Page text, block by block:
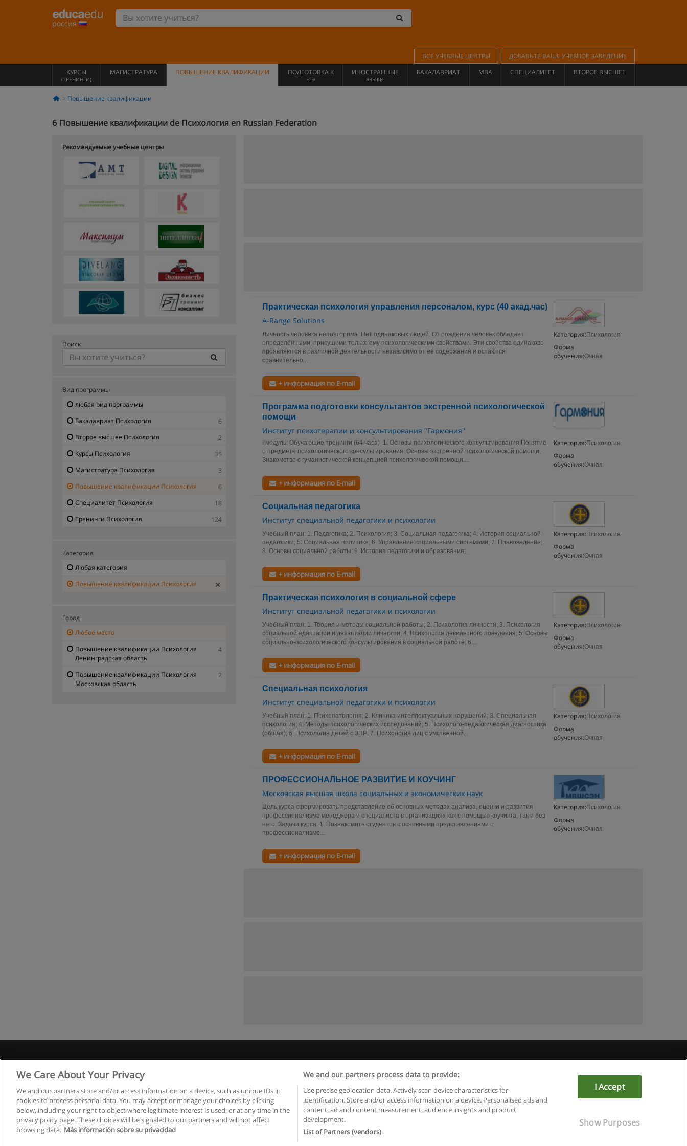
россия
ВСЕ УЧЕБНЫЕ ЦЕНТРЫ
ДОБАВЬТЕ ВАШЕ УЧЕБНОЕ ЗАВЕДЕНИЕ
КУРСЫ
(ТРЕНИНГИ)
МАГИСТРАТУРА ПОВЫШЕНИЕ КВАЛИФИКАЦИИ ПОДГОТОВКА К
ЕГЭ
ИНОСТРАННЫЕ
ЯЗЫКИ
БАКАЛАВРИАТ MBA СПЕЦИАЛИТЕТ ВТОРОЕ ВЫСШЕЕ
Повышение квалификации
6 Повышение квалификации de Психология en Russian Federation
Практическая психология управления персоналом, курс (40 акад.час)
A-Range Solutions
Категория: Психология
Форма
обучения:Очная
Личность человека неповторима. Нет одинаковых людей. От рождения человек обладает
определёнными, присущими только ему психологическими свойствами. Эти свойства одинаково
проявляются в различной деятельности независимо от её содержания и остаются
сравнительно...
+ информация по E-mail
Программа подготовки консультантов экстренной психологической
помощи
Институт психотерапии и консультирования "Гармония"
Категория: Психология
Форма
обучения:Очная
I модуль: Обучающие тренинги (64 часа) 1. Основы психологического консультирования Понятие
о предмете психологического консультирования. Основы экстренной психологической помощи.
Знакомство с гуманистической концепцией психологической помощи....
+ информация по E-mail
Социальная педагогика
Институт специальной педагогики и психологии
Категория: Психология
Форма
обучения:Очная
Учебный план: 1. Педагогика; 2. Психология; 3. Социальная педагогика; 4. История социальной
педагогики; 5. Социальная политика; 6. Управление социальными системами; 7. Правоведение;
8. Основы социальной работы; 9. История педагогики и образования;...
+ информация по E-mail
Практическая психология в социальной сфере
Институт специальной педагогики и психологии
Категория: Психология
Форма
обучения:Очная
Учебный план: 1. Теория и методы социальной работы; 2. Психология личности; 3. Психология
социальной адаптации и дезаптации личности; 4. Психология девиантного поведения; 5. Основы
социально-психологического консультирования в социальной работе; 6....
+ информация по E-mail
Специальная психология
Институт специальной педагогики и психологии
Категория: Психология
Форма
обучения:Очная
Учебный план: 1. Психопатология; 2. Клиника интеллектуальных нарушений; 3. Специальная
психология; 4. Методы психологических исследований; 5. Психолого-педагогическая диагностика
(общая); 6. Психология детей с ЗПР; 7. Психология лиц с умственной...
+ информация по E-mail
ПРОФЕССИОНАЛЬНОЕ РАЗВИТИЕ И КОУЧИНГ
Московская высшая школа социальных и экономических наук
Категория: Психология
Форма
обучения:Очная
Цель курса сформировать представление об основных методах анализа, оценки и развития
профессионализма менеджера и специалиста в организациях как с помощью коучинга, так и без
него. Задачи курса: 1. Познакомить студентов с основными представлениями о
профессионализме...
+ информация по E-mail
Рекомендуемые учебные центры
Поиск
Вид программы
любая bид программы
Бакалавриат Психология
6
Второе высшее Психология
2
Курсы Психология
35
Магистратура Психология
3
Повышение квалификации Психология
6
Специалитет Психология
18
Тренинги Психология
124
Категория
Любая категория
Повышение квалификации Психология
Город
Любое место
Повышение квалификации Психология
Ленинградская область
4
Повышение квалификации Психология
Московская область
2
Copyright © Educaedu Business S.L. - CIF : B-95610580: -www.educaedu.ru
We Care About Your Privacy
We and our partners store and/or access information on a device, such as unique IDs in
cookies to process personal data. You may accept or manage your choices by clicking
below, including your right to object where legitimate interest is used, or at any time in the
privacy policy page. These choices will be signaled to our partners and will not affect
browsing data. Más información sobre su privacidad
We and our partners process data to provide:
Use precise geolocation data. Actively scan device characteristics for
identification. Store and/or access information on a device. Personalised ads and
content, ad and content measurement, audience insights and product
development.
List of Partners (vendors)
I Accept
Show Purposes